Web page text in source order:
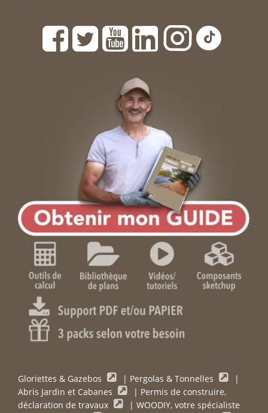
Gloriettes & Gazebos | Pergolas & Tonnelles
|
Abris Jardin et Cabanes
| Permis de construire,
déclaration de travaux
| WOODIY, votre spécialiste